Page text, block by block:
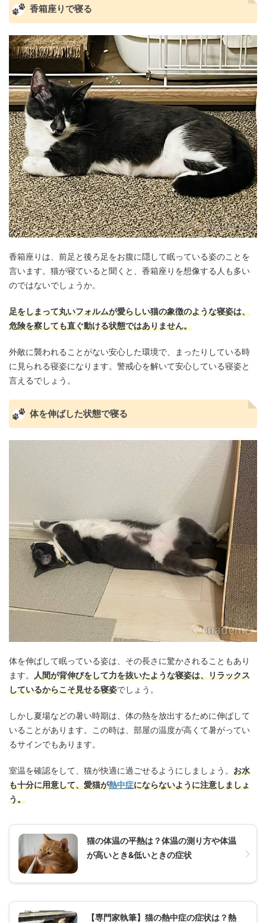
香箱座りで寝る
香箱座りは、前足と後ろ足をお腹に隠して眠っている姿のことを
言います。猫が寝ていると聞くと、香箱座りを想像する人も多い
のではないでしょうか。
足をしまって丸いフォルムが愛らしい猫の象徴のような寝姿は、
危険を察しても直ぐ動ける状態ではありません。
外敵に襲われることがない安心した環境で、まったりしている時
に見られる寝姿になります。警戒心を解いて安心している寝姿と
言えるでしょう。
体を伸ばした状態で寝る
体を伸ばして眠っている姿は、その長さに驚かされることもあり
ます。 人間が背伸びをして力を抜いたような寝姿は、リラックス
しているからこそ見せる寝姿でしょう。
しかし夏場などの暑い時期は、体の熱を放出するために伸ばして
いることがあります。この時は、部屋の温度が高くて暑がってい
るサインでもあります。
室温を確認をして、猫が快適に過ごせるようにしましょう。 お水
も十分に用意して、愛猫が熱中症にならないように注意しましょ
う。
猫の体温の平熱は？体温の測り方や体温
が高いとき&低いときの症状
【専門家執筆】猫の熱中症の症状は？熱